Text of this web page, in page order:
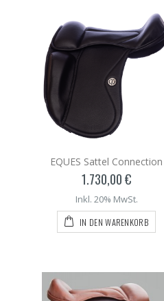
EQUES Sattel Connection
1.730,00 €
Inkl. 20% MwSt.
IN DEN WARENKORB